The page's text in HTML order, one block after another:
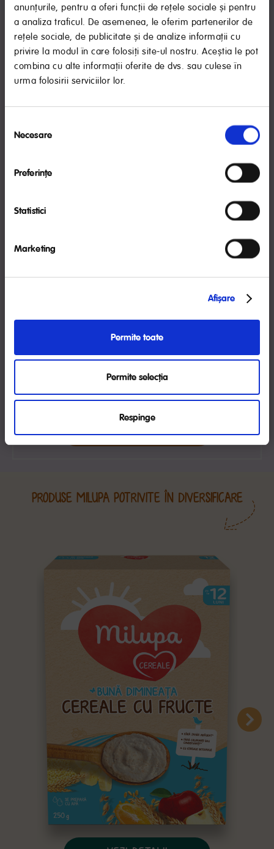
anunțurile, pentru a oferi funcții de rețele sociale și pentru
a analiza traficul. De asemenea, le oferim partenerilor de
rețele sociale, de publicitate și de analize informații cu
privire la modul în care folosiți site-ul nostru. Aceștia le pot
combina cu alte informații oferite de dvs. sau culese în
urma folosirii serviciilor lor.
consimțământului
Necesare
Preferinţe
Statistici
Marketing
Afişare
Permite toate
Permite selecția
Respinge
Orice proaspătă mămică își dorește sa revină la forma
dinaintea sarcinii într-un timp cat mai scurt si prin metode
CITEȘTE TOT
bebelușul vă simțiți din ce în ce mai bine, îţi vei dori timp
VEZI MAI MULTE ARTICOLE
PRODUSE MILUPA POTRIVITE ÎN DIVERSIFICARE
RECOMANDARE IMPORTANTĂ
Laptele matern este cel mai bun aliment pentru sugari,
exclusivă până la 6 luni. NUTRICIA susţine această
recomandare, precum şi continuarea alăptării în